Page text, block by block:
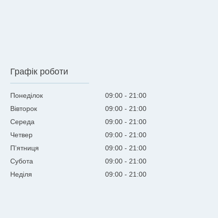
Графік роботи
Понеділок 09:00
21:00
Вівторок
09:00
21:00
Середа
09:00
21:00
Четвер
09:00
21:00
Пʼятниця
09:00
21:00
Субота
09:00
21:00
Неділя
09:00 21:00